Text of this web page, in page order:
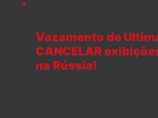
Vazamento de
CANCELAR
na Rússia!